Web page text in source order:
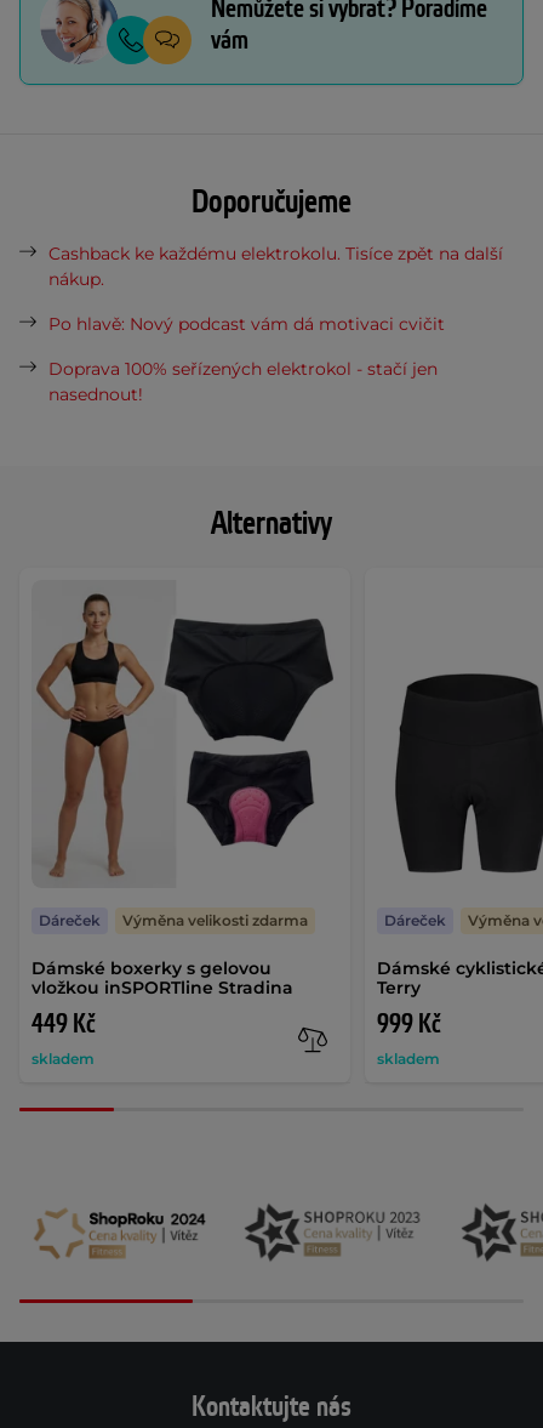
Alternativy
Dámské boxerky s gelovou
vložkou inSPORTline Stradina
449 Kč
skladem
Dáreček Výměna velikosti zdarma
Dámské
Terry
999 Kč
skladem
Dáreček Výměna
Nemůžete si vybrat? Poradíme
vám
Doporučujeme
Cashback ke každému elektrokolu. Tisíce zpět na další
nákup.
Po hlavě: Nový podcast vám dá motivaci cvičit
Doprava 100% seřízených elektrokol - stačí jen
nasednout!
Kontaktujte nás